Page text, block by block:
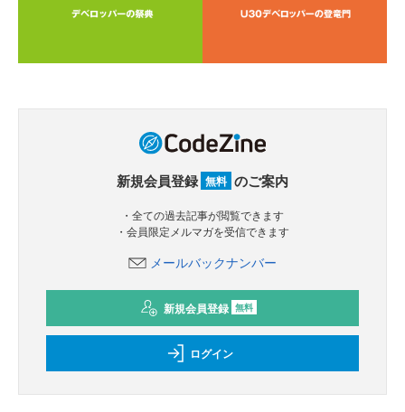
新規会員登録 無料 のご案内
・全ての過去記事が閲覧できます
・会員限定メルマガを受信できます
メールバックナンバー
新規会員登録 無料
ログイン